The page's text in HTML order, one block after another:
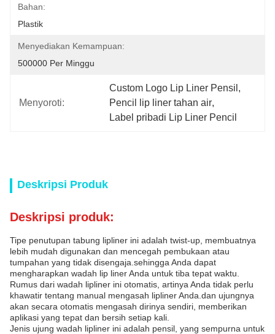
Bahan:
Plastik
Menyediakan Kemampuan:
500000 Per Minggu
Menyoroti:
Custom Logo Lip Liner Pensil ,
Pencil lip liner tahan air,
Label pribadi Lip Liner Pencil
Deskripsi Produk
Deskripsi produk:
Tipe penutupan tabung lipliner ini adalah twist-up, membuatnya
lebih mudah digunakan dan mencegah pembukaan atau
tumpahan yang tidak disengaja.sehingga Anda dapat
mengharapkan wadah lip liner Anda untuk tiba tepat waktu.
Rumus dari wadah lipliner ini otomatis, artinya Anda tidak perlu
khawatir tentang manual mengasah lipliner Anda.dan ujungnya
akan secara otomatis mengasah dirinya sendiri, memberikan
aplikasi yang tepat dan bersih setiap kali.
Jenis ujung wadah lipliner ini adalah pensil, yang sempurna untuk